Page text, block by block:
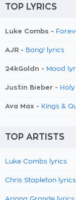
TOP LYRICS
Luke Combs -
AJR - Bang! lyrics
24kGoldn - Mood
Justin Bieber -
Ava Max - Kings &
TOP ARTISTS
Luke Combs lyrics
Chris Stapleton lyrics